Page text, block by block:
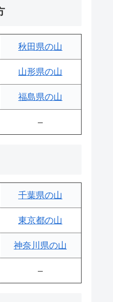
秋田県の山
山形県の山
福島県の山
–
千葉県の山
東京都の山
神奈川県の山
–